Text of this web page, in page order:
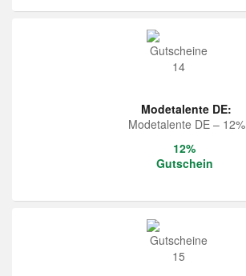
Modetalente DE:
Modetalente DE – 12%
12%
Gutschein